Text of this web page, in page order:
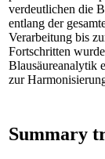
verdeutlichen die
entlang der
Verarbeitung bis
Fortschritten
Blausäureanalytik
zur
Summary